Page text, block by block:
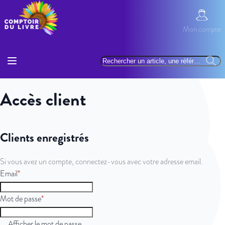
Allez au contenu
Rechercher
Mon
Mon compte
Accès client
Clients enregistrés
Si vous avez un compte, connectez-vous avec votre adresse email.
Email
Mot de passe